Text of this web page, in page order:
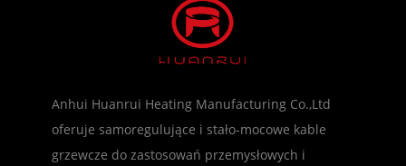
Anhui Huanrui Heating Manufacturing Co.,Ltd
oferuje samoregulujące i stało-mocowe kable
grzewcze do zastosowań przemysłowych i